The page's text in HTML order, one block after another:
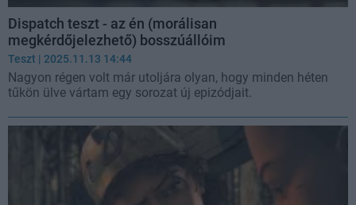
Dispatch teszt - az én (morálisan
megkérdőjelezhető) bosszúállóim
Teszt | 2025.11.13 14:44
Nagyon régen volt már utoljára olyan, hogy minden héten
tűkön ülve vártam egy sorozat új epizódjait.